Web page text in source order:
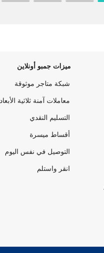
ميزات جمبو أونلاين
شبكة متاجر موثوقة
معاملات آمنة ثلاثية الأبعاد
التسليم النقدي
أقساط ميسرة
التوصيل في نفس اليوم
انقر واستلم